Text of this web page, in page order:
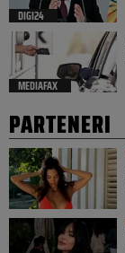
DIGI24
MEDIAFAX
PARTENERI